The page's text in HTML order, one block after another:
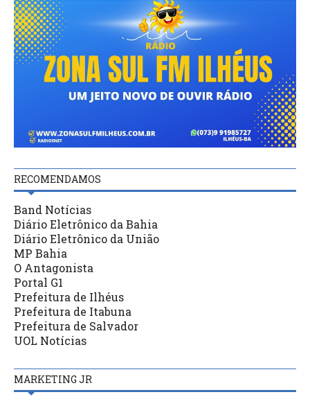
RECOMENDAMOS
Band Notícias
Diário Eletrônico da Bahia
Diário Eletrônico da União
MP Bahia
O Antagonista
Portal G1
Prefeitura de Ilhéus
Prefeitura de Itabuna
Prefeitura de Salvador
UOL Notícias
MARKETING JR